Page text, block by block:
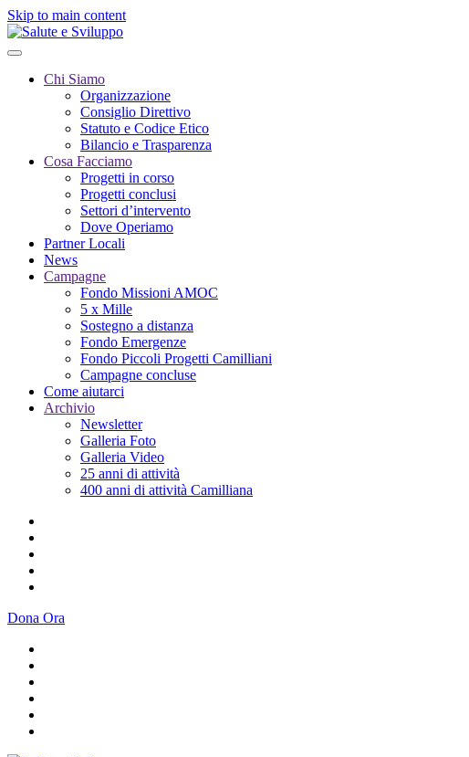
Skip to main content
Chi Siamo
Organizzazione
Consiglio Direttivo
Statuto e Codice Etico
Bilancio e Trasparenza
Cosa Facciamo
Progetti in corso
Progetti conclusi
Settori d’intervento
Dove Operiamo
Partner Locali
News
Campagne
Fondo Missioni AMOC
5 x Mille
Sostegno a distanza
Fondo Emergenze
Fondo Piccoli Progetti Camilliani
Campagne concluse
Come aiutarci
Archivio
Newsletter
Galleria Foto
Galleria Video
25 anni di attività
400 anni di attività Camilliana
Dona Ora